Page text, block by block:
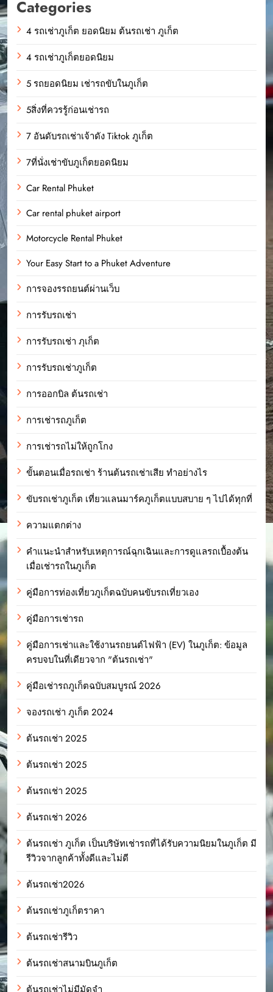
Categories
4 รถเช่าภูเก็ต ยอดนิยม ต้นรถเช่า ภูเก็ต
4 รถเช่าภูเก็ตยอดนิยม
5 รถยอดนิยม เช่ารถขับในภูเก็ต
5สิ่งที่ควรรู้ก่อนเช่ารถ
7 อันดับรถเช่าเจ้าดัง Tiktok ภูเก็ต
7ที่นั่งเช่าขับภูเก็ตยอดนิยม
Car Rental Phuket
Car rental phuket airport
Motorcycle Rental Phuket
Your Easy Start to a Phuket Adventure
การจองรรถยนต์ผ่านเว็บ
การรับรถเช่า
การรับรถเช่า ภุเก็ต
การรับรถเช่าภูเก็ต
การออกบิล ต้นรถเช่า
การเช่ารถภูเก็ต
การเช่ารถไม่ให้ถูกโกง
ขั้นตอนเมื่อรถเช่า ร้านต้นรถเช่าเสีย ทำอย่างไร
ขับรถเช่าภูเก็ต เที่ยวแลนมาร์คภูเก็ตแบบสบาย ๆ ไปได้ทุกที่
ความแตกต่าง
คำแนะนำสำหรับเหตุการณ์ฉุกเฉินและการดูแลรถเบื้องต้น
เมื่อเช่ารถในภูเก็ต
คู่มือการท่องเที่ยวภูเก็ตฉบับคนขับรถเที่ยวเอง
คู่มือการเช่ารถ
คู่มือการเช่าและใช้งานรถยนต์ไฟฟ้า (EV) ในภูเก็ต: ข้อมูล
ครบจบในที่เดียวจาก "ต้นรถเช่า"
คู่มือเช่ารถภูเก็ตฉบับสมบูรณ์ 2026
จองรถเช่า ภูเก็ต 2024
ต้นรถเช่า 2025
ต้นรถเช่า 2025
ต้นรถเช่า 2025
ต้นรถเช่า 2026
ต้นรถเช่า ภูเก็ต เป็นบริษัทเช่ารถที่ได้รับความนิยมในภูเก็ต มี
รีวิวจากลูกค้าทั้งดีและไม่ดี
ต้นรถเช่า2026
ต้นรถเช่าภูเก็ตราคา
ต้นรถเช่ารีวิว
ต้นรถเช่าสนามบินภูเก็ต